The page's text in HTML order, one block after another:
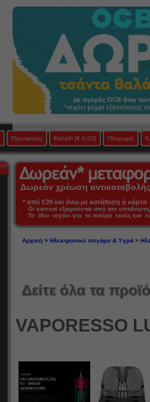
Προσφορές Καλάθι [€ 0,00] Πληρωμή
Δωρεάν χρέωση
* από €39 και άνω με κατάθεση ή
Οι καπνοί εξαιρούνται από τον
Το ίδιο ισχύει για τα πούρα εκτός και
Αρχική> Ηλεκτρονικό τσιγάρο & Υγρά>
Δείτε όλα τα
VAPORESSO